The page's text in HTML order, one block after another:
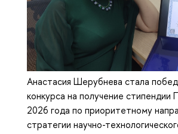
Анастасия Шерубнева стала
конкурса на получение стипендии
2026 года по приоритетному
стратегии научно-